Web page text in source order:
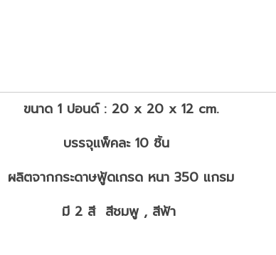
ขนาด 1 ปอนด์ : 20 x 20 x 12 cm.
บรรจุแพ็คละ 10 ชิ้น
ผลิตจากกระดาษฟู้ดเกรด หนา 350 แกรม
มี 2 สี สีชมพู , สีฟ้า